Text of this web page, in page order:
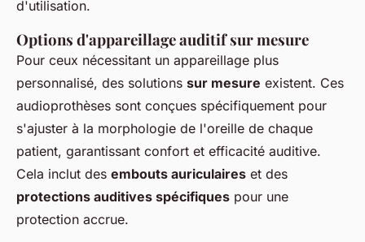
d'utilisation.
Options d'appareillage auditif sur mesure
Pour ceux nécessitant un appareillage plus
personnalisé, des solutions sur mesure existent. Ces
audioprothèses sont conçues spécifiquement pour
s'ajuster à la morphologie de l'oreille de chaque
patient, garantissant confort et efficacité auditive.
Cela inclut des embouts auriculaires et des
protections auditives spécifiques pour une
protection accrue.